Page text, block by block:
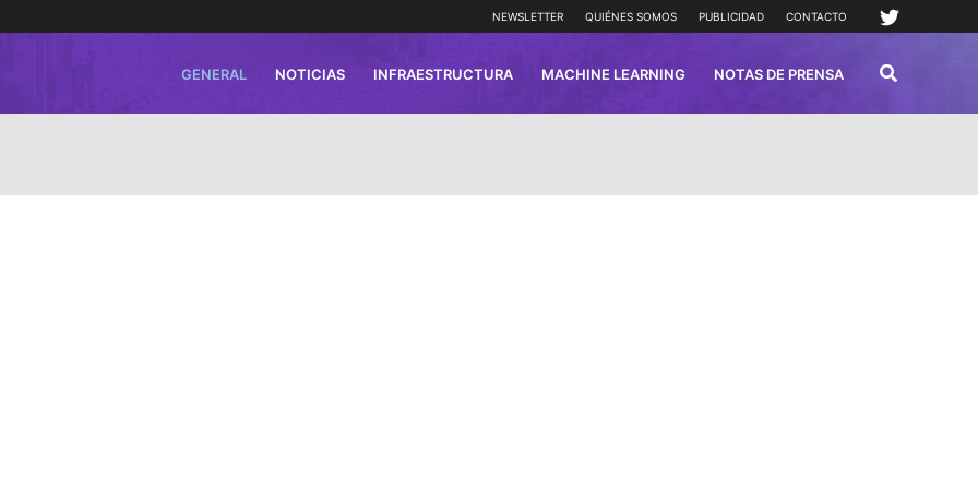
NEWSLETTER QUIÉNES SOMOS PUBLICIDAD CONTACTO
GENERAL NOTICIAS INFRAESTRUCTURA MACHINE LEARNING NOTAS DE PRENSA